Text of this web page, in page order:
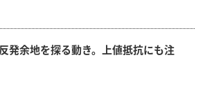
発余地を探る動き。上値抵抗にも注